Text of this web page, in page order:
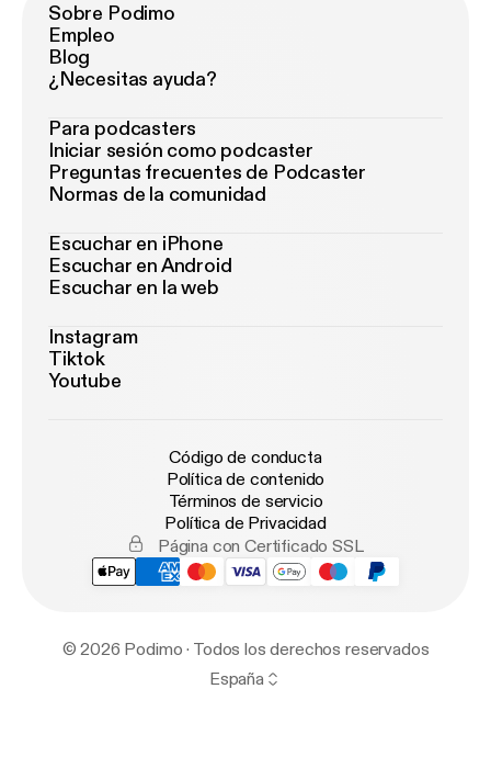
Sobre Podimo
Empleo
Blog
¿Necesitas ayuda?
Para podcasters
Iniciar sesión como podcaster
Preguntas frecuentes de Podcaster
Normas de la comunidad
Escuchar en iPhone
Escuchar en Android
Escuchar en la web
Instagram
Tiktok
Youtube
Código de conducta
Política de contenido
Términos de servicio
Política de Privacidad
Página con Certificado SSL
© 2026 Podimo · Todos los derechos reservados
España